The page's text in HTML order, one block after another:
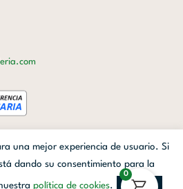
porAvanzada Digital| Webmaster
una mejor experiencia de usuario. Si
dando su consentimiento para la
política de cookies. Aceptar
0